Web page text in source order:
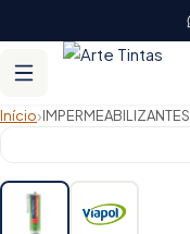
Início›IMPERMEABILIZANTES